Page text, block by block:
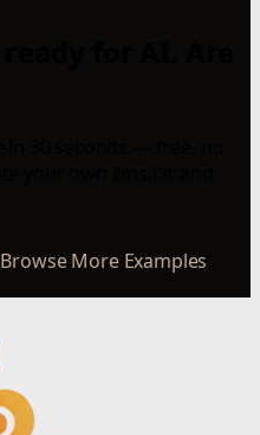
Browse More Examples